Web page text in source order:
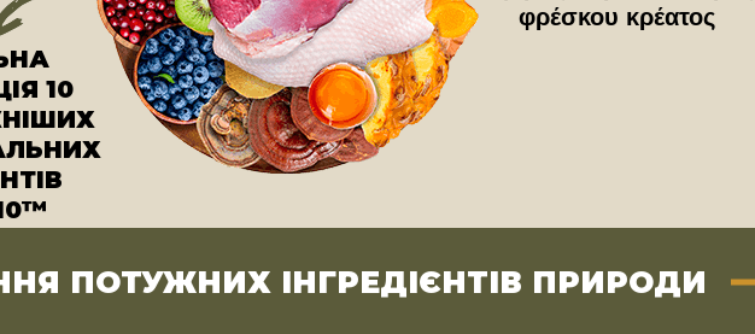
φρέσκου κρέατος
10
ПОТУЖНИХ ІНГРЕДІЄНТІВ ПРИРОДИ